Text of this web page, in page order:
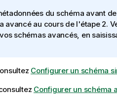
du schéma avant
avancé au cours de l'étape 2.
schémas avancés, en
Configurer un schéma
Configurer un schéma